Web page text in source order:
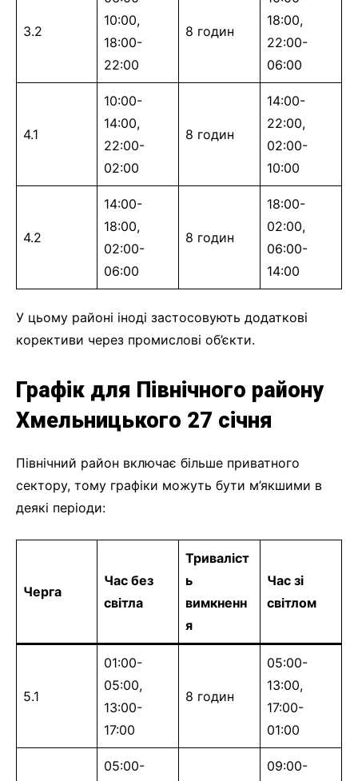
3.2
10:00,
18:00-
22:00
8 годин
18:00,
22:00-
06:00
4.1
10:00-
14:00,
22:00-
02:00
8 годин
14:00-
22:00,
02:00-
10:00
4.2
14:00-
18:00,
02:00-
06:00
8 годин
18:00-
02:00,
06:00-
14:00
У цьому районі іноді застосовують додаткові
корективи через промислові об’єкти.
Графік для Північного району
Хмельницького 27 січня
Північний район включає більше приватного
сектору, тому графіки можуть бути м’якшими в
деякі періоди:
Черга
Час без
світла
Триваліст
ь
вимкненн
я
Час зі
світлом
5.1
01:00-
05:00,
13:00-
17:00
8 годин
05:00-
13:00,
17:00-
01:00
05:00-
09:00-